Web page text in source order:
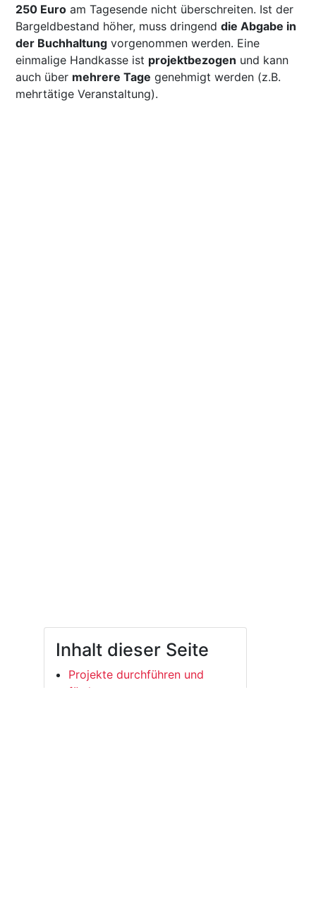
250 Euro am Tagesende nicht überschreiten. Ist der
Bargeldbestand höher, muss dringenddie Abgabe in
der Buchhaltung vorgenommen werden. Eine
einmalige Handkasse ist projektbezogen und kann
auch über mehrere Tage genehmigt werden (z.B.
mehrtätige Veranstaltung).
Inhalt dieser Seite
Projekte durchführen und
fördern